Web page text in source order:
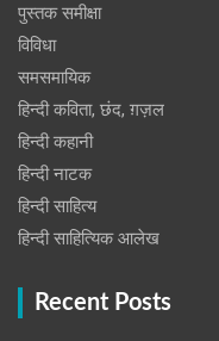
पुस्‍तक समीक्षा
विविधा
समसमायिक
हिन्दी कविता, छंद, ग़ज़ल
हिन्दी कहानी
हिन्‍दी नाटक
हिन्दी साहित्य
हिन्दी साहित्यिक आलेख
Recent Posts